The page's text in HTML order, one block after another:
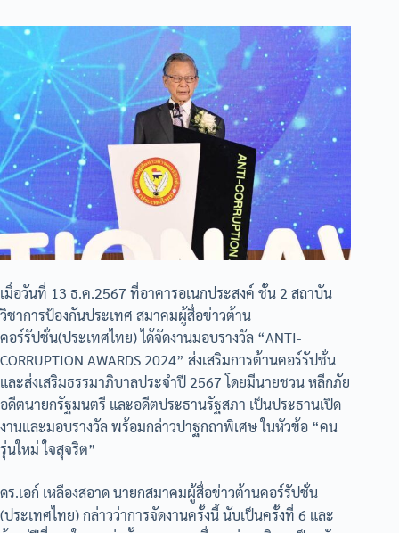
เมื่อวันที่ 13 ธ.ค.2567 ที่อาคารอเนกประสงค์ ชั้น 2 สถาบัน
วิชาการป้องกันประเทศ สมาคมผู้สื่อข่าวต้าน
คอร์รัปชั่น(ประเทศไทย) ได้จัดงานมอบรางวัล “ANTI-
CORRUPTION AWARDS 2024” ส่งเสริมการต้านคอร์รัปชั่น
และส่งเสริมธรรมาภิบาลประจำปี 2567 โดยมีนายชวน หลีกภัย
อดีตนายกรัฐมนตรี และอดีตประธานรัฐสภา เป็นประธานเปิด
งานและมอบรางวัล พร้อมกล่าวปาฐกถาพิเศษ ในหัวข้อ “คน
รุ่นใหม่ ใจสุจริต”
ดร.เอก์ เหลืองสอาด นายกสมาคมผู้สื่อข่าวต้านคอร์รัปชั่น
(ประเทศไทย) กล่าวว่าการจัดงานครั้งนี้ นับเป็นครั้งที่ 6 และ